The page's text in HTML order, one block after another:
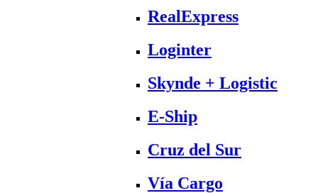
RealExpress
Loginter
Skynde + Logistic
E-Ship
Cruz del Sur
Vía Cargo